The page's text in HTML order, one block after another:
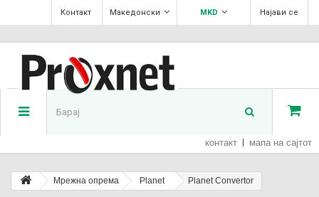
Најави се
MKD
Македонски
Контакт
контакт мапа на сајтот
Мрежна опрема Planet Planet Convertor